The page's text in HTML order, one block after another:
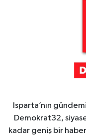
Isparta’nın
Demokrat32,
kadar geniş bir